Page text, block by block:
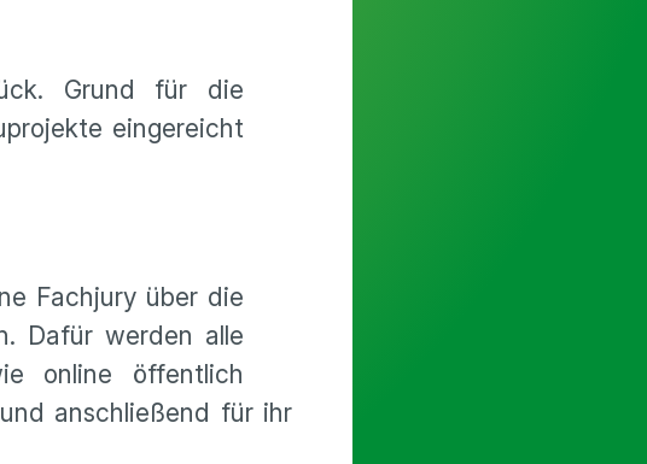
Grund für die
eingereicht
Fachjury über die
Dafür werden alle
online öffentlich
anschließend für ihr